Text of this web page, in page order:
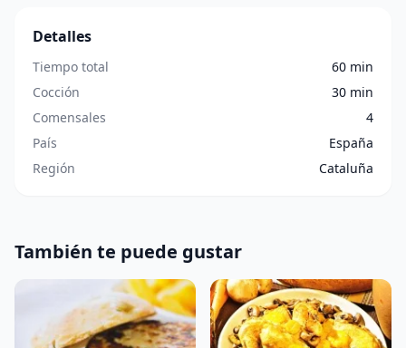
Detalles
Tiempo total
60 min
Cocción
30 min
Comensales
4
País
España
Región
Cataluña
También te puede gustar